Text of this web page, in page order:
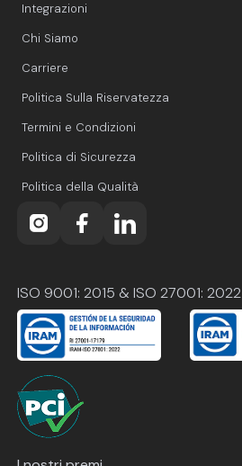
Integrazioni
Chi Siamo
Carriere
Politica Sulla Riservatezza
Termini e Condizioni
Politica di Sicurezza
Politica della Qualità
ISO 9001: 2015 & ISO 27001: 2022